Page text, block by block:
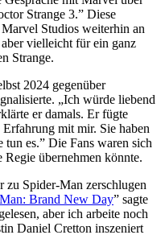
Strange 3.” Diese
Studios weiterhin an
vielleicht für ein ganz
Strange.
2024 gegenüber
„Ich würde liebend
er damals. Er fügte
mit mir. Sie haben
es.” Die Fans waren sich
Regie übernehmen könnte.
zu Spider-Man zerschlugen
Brand New Day” sagte
aber ich arbeite noch
Daniel Cretton inszeniert